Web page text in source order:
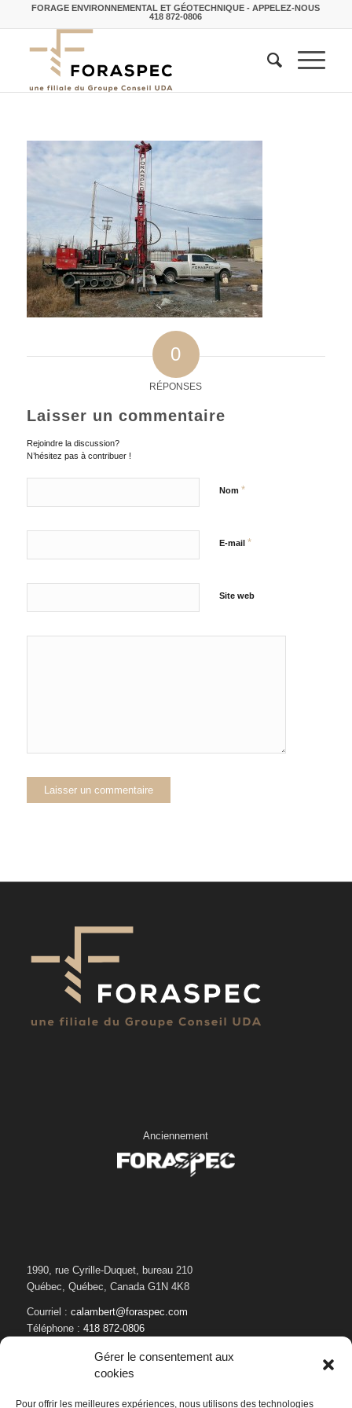
Gérer le consentement aux
cookies
Pour offrir les meilleures expériences, nous utilisons des technologies
FORAGE ENVIRONNEMENTAL ET GÉOTECHNIQUE - APPELEZ-NOUS
418 872-0806
0
RÉPONSES
Laisser un commentaire
Rejoindre la discussion?
N’hésitez pas à contribuer !
Nom *
E-mail *
Site web
Anciennement
1990, rue Cyrille-Duquet, bureau 210
Québec, Québec, Canada G1N 4K8
Courriel : calambert@foraspec.com
Téléphone : 418 872-0806